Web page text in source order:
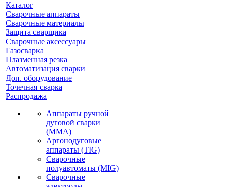
Каталог
Сварочные аппараты
Сварочные материалы
Защита сварщика
Сварочные аксессуары
Газосварка
Плазменная резка
Автоматизация сварки
Доп. оборудование
Точечная сварка
Распродажа
Аппараты ручной
дуговой сварки
(MMA)
Аргонодуговые
аппараты (TIG)
Сварочные
полуавтоматы (MIG)
Сварочные